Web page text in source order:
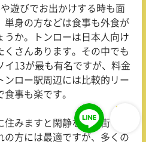
遊びでお出かけする時も面
単身の方などは食事も外食が
うか。トンローは日本人向け
くさんあります。その中でも
イ 13が最も有名ですが、料金
ンロー駅周辺には比較的リー
事も楽です。
みますと閑静な住宅街で雰
の方には最適ですが、多くの